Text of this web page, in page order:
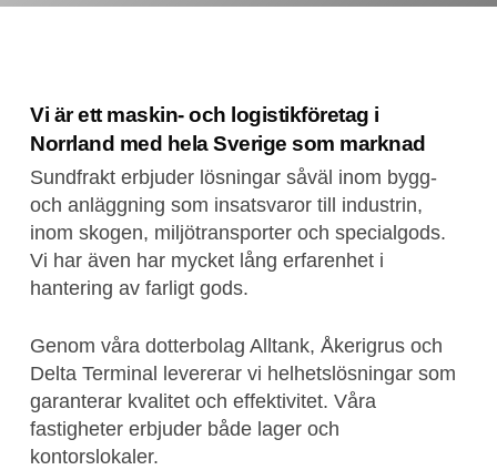
Vi är ett maskin- och logistikföretag i
Norrland med hela Sverige som marknad
Sundfrakt erbjuder lösningar såväl inom bygg-
och anläggning som insatsvaror till industrin,
inom skogen, miljötransporter och specialgods.
Vi har även har mycket lång erfarenhet i
hantering av farligt gods.
Genom våra dotterbolag Alltank, Åkerigrus och
Delta Terminal levererar vi helhetslösningar som
garanterar kvalitet och effektivitet. Våra
fastigheter erbjuder både lager och
kontorslokaler.